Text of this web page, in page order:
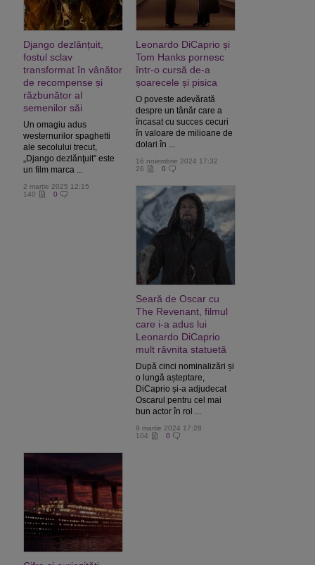
Django dezlănțuit,
fostul sclav
transformat în vânător
de recompense și
răzbunător al
semenilor săi
Un omagiu adus
westernurilor spaghetti
ale secolului trecut,
„Django dezlănţuit” este
un film marca ...
2 martie 2025 12:15
140
0
Leonardo DiCaprio și
Tom Hanks pornesc
într-o cursă de-a
șoarecele și pisica
O poveste adevărată
despre un tânăr care a
încasat cu succes cecuri
în valoare de milioane de
dolari în ...
16 noiembrie 2024 17:32
26
0
Seară de Oscar cu
The Revenant, filmul
care i-a adus lui
Leonardo DiCaprio
mult râvnita statuetă
După cinci nominalizări și
o lungă așteptare,
DiCaprio și-a adjudecat
Oscarul pentru cel mai
bun actor în rol ...
9 martie 2024 17:28
104
0